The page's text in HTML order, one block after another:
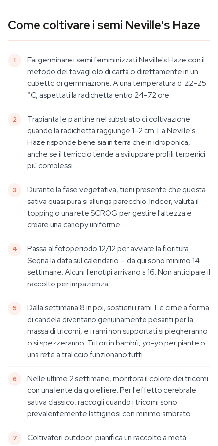
Come coltivare i semi Neville's Haze
Fai germinare i semi femminizzati Neville's Haze con il
metodo del tovagliolo di carta o direttamente in un
cubetto di germinazione. A una temperatura di 22–25
°C, aspettati la radichetta entro 24–72 ore.
Trapianta le piantine nel substrato di coltivazione
quando la radichetta raggiunge 1–2 cm. La Neville's
Haze risponde bene sia in terra che in idroponica,
anche se il terriccio tende a sviluppare profili terpenici
più complessi.
Durante la fase vegetativa, tieni presente che questa
sativa quasi pura si allunga parecchio. Indoor, valuta il
topping o una rete SCROG per gestire l'altezza e
creare una canopy uniforme.
Passa al fotoperiodo 12/12 per avviare la fioritura.
Segna la data sul calendario — da qui sono minimo 14
settimane. Alcuni fenotipi arrivano a 16. Non anticipare il
raccolto per impazienza.
Dalla settimana 8 in poi, sostieni i rami. Le cime a forma
di candela diventano genuinamente pesanti per la
massa di tricomi, e i rami non supportati si piegheranno
o si spezzeranno. Tutori in bambù, yo-yo per piante o
una rete a traliccio funzionano tutti.
Nelle ultime 2 settimane, monitora il colore dei tricomi
con una lente da gioielliere. Per l'effetto cerebrale
sativa classico, raccogli quando i tricomi sono
prevalentemente lattiginosi con minimo ambrato.
Coltivatori outdoor: pianifica un raccolto a metà